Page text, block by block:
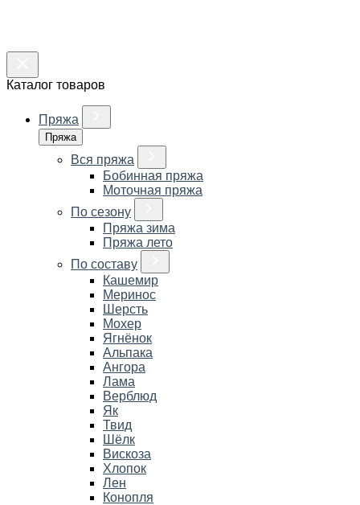
Каталог товаров
Пряжа
Пряжа
Вся пряжа
Бобинная пряжа
Моточная пряжа
По сезону
Пряжа зима
Пряжа лето
По составу
Кашемир
Меринос
Шерсть
Мохер
Ягнёнок
Альпака
Ангора
Лама
Верблюд
Як
Твид
Шёлк
Вискоза
Хлопок
Лен
Конопля